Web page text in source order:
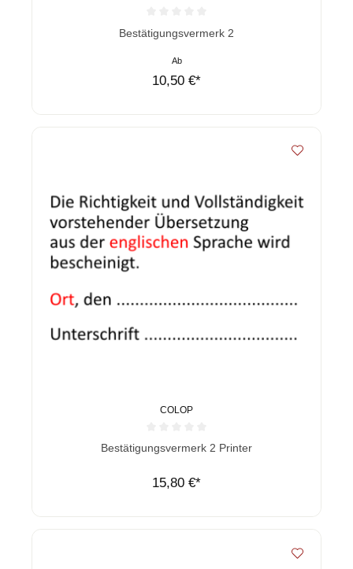
Durchschnittliche Bewertung von 0 von 5 Sternen
Bestätigungsvermerk 2
Ab
10,50 €*
COLOP
Durchschnittliche Bewertung von 0 von 5 Sternen
Bestätigungsvermerk 2 Printer
15,80 €*